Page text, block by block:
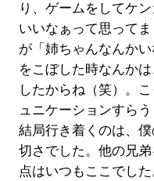
り、ゲームをしてケ
いいなぁって思って
が「姉ちゃんなんか
をこぼした時なんか
したからね（笑）。
ュニケーションすら
結局行き着くのは、
切さでした。他の兄
点はいつもここでした